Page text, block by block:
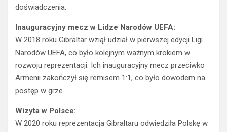
doświadczenia.
Inauguracyjny mecz w Lidze Narodów UEFA:
W 2018 roku Gibraltar wziął udział w pierwszej edycji Ligi
Narodów UEFA, co było kolejnym ważnym krokiem w
rozwoju reprezentacji. Ich inauguracyjny mecz przeciwko
Armenii zakończył się remisem 1:1, co było dowodem na
postęp w grze.
Wizyta w Polsce:
W 2020 roku reprezentacja Gibraltaru odwiedziła Polskę w